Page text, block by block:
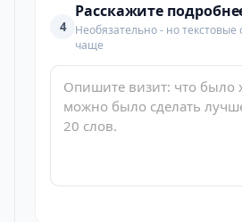
4
Расскажите
Необязательно - но
чаще